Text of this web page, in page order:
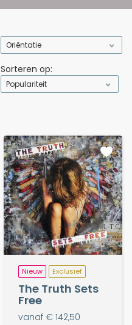
Oriëntatie
Sorteren op:
Populariteit
Nieuw Exclusief
The Truth Sets
Free
vanaf € 142,50